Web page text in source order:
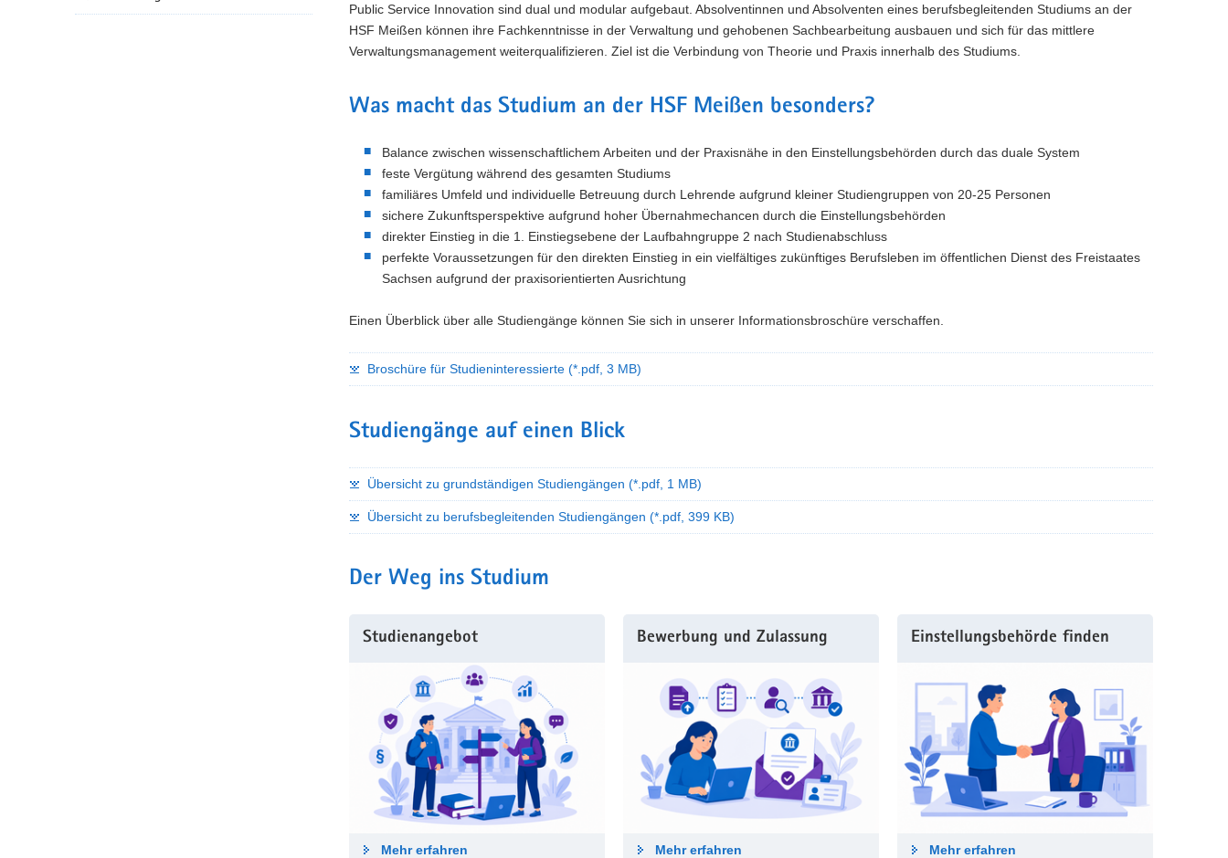
Public Service Innovation sind dual und modular aufgebaut. Absolventinnen und Absolventen eines berufsbegleitenden Studiums an der
HSF Meißen können ihre Fachkenntnisse in der Verwaltung und gehobenen Sachbearbeitung ausbauen und sich für das mittlere
Verwaltungsmanagement weiterqualifizieren. Ziel ist die Verbindung von Theorie und Praxis innerhalb des Studiums.
Was macht das Studium an der HSF Meißen besonders?
Balance zwischen wissenschaftlichem Arbeiten und der Praxisnähe in den Einstellungsbehörden durch das duale System
feste Vergütung während des gesamten Studiums
familiäres Umfeld und individuelle Betreuung durch Lehrende aufgrund kleiner Studiengruppen von 20-25 Personen
sichere Zukunftsperspektive aufgrund hoher Übernahmechancen durch die Einstellungsbehörden
direkter Einstieg in die 1. Einstiegsebene der Laufbahngruppe 2 nach Studienabschluss
perfekte Voraussetzungen für den direkten Einstieg in ein vielfältiges zukünftiges Berufsleben im öffentlichen Dienst des Freistaates
Sachsen aufgrund der praxisorientierten Ausrichtung
Einen Überblick über alle Studiengänge können Sie sich in unserer Informationsbroschüre verschaffen.
Broschüre für Studieninteressierte (*.pdf, 3 MB)
Studiengänge auf einen Blick
Übersicht zu grundständigen Studiengängen (*.pdf, 1 MB)
Übersicht zu berufsbegleitenden Studiengängen (*.pdf, 399 KB)
Der Weg ins Studium
Studienangebot
Mehr erfahren
Bewerbung und Zulassung
Mehr erfahren
Einstellungsbehörde finden
Mehr erfahren